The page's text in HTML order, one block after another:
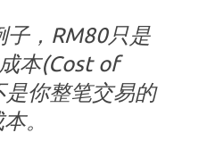
子，RM80只是
本(Cost of
你整笔交易的
。